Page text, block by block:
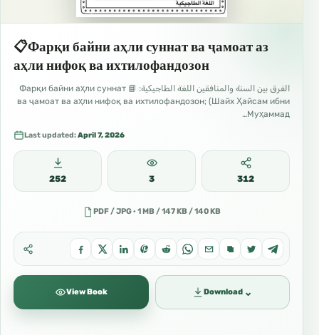
📋Фарқи байни аҳли суннат ва ҷамоат аз
аҳли нифоқ ва ихтилофандозон
الفرق بين السنة والمنافقين اللغة الطاجيكية: 📘 Фарқи байни аҳли суннат
ва ҷамоат ва аҳли нифоқ ва ихтилофандозон; (Шайх Ҳайсам ибни
Муҳаммад…
Last updated:April 7, 2026
252 3 312
PDF / JPG · 1 MB / 147 KB / 140 KB
View Book Download ⌄